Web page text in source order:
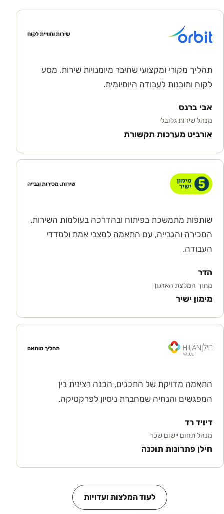
שירות וחוויית לקוח
תהליך מקורי ומקצועי שחיבר מיומנויות שירות, מסע
לקוח ותובנות לעבודה היומיומית.
אבי ברנס
מנהל שירות גלובלי
אורביט מערכות תקשורת
שירות, מכירות וגבייה
שותפות מתמשכת בפיתוח ובהדרכה בעולמות השירות,
המכירה והגבייה, עם התאמה למצבי אמת ולמדדי
העבודה.
הדר
מתוך המלצת הארגון
מימון ישיר
תהליך מותאם
התאמה מדויקת של התכנים, הכנה רצינית בין
המפגשים והנחיה שמחברת ניסיון לפרקטיקה.
דיויד רד
מנהל תחום יישום שכר
חילן פתרונות תוכנה
לעוד המלצות ועדויות